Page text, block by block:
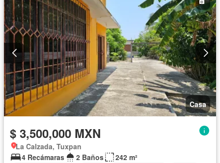
Casa
$ 3,500,000 MXN
La Calzada, Tuxpan
4 Recámaras
2 Baños
242 m²